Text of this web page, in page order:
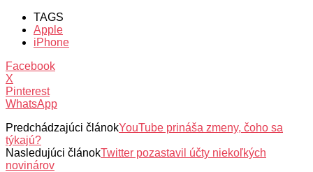
TAGS
Apple
iPhone
Facebook
X
Pinterest
WhatsApp
Predchádzajúci článokYouTube prináša zmeny, čoho sa
týkajú?
Nasledujúci článokTwitter pozastavil účty niekoľkých
novinárov